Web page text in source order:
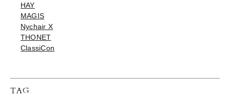
HAY
MAGIS
Nychair X
THONET
ClassiCon
TAG